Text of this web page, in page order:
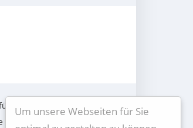
Um unsere Webseiten für Sie
Jugendheime e.V.,